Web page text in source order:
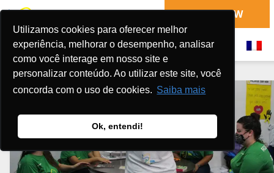
Utilizamos cookies para oferecer melhor
experiência, melhorar o desempenho, analisar
como você interage em nosso site e
personalizar conteúdo. Ao utilizar este site, você
concorda com o uso de cookies. Saiba mais
Ok, entendi!
DONATE NOW